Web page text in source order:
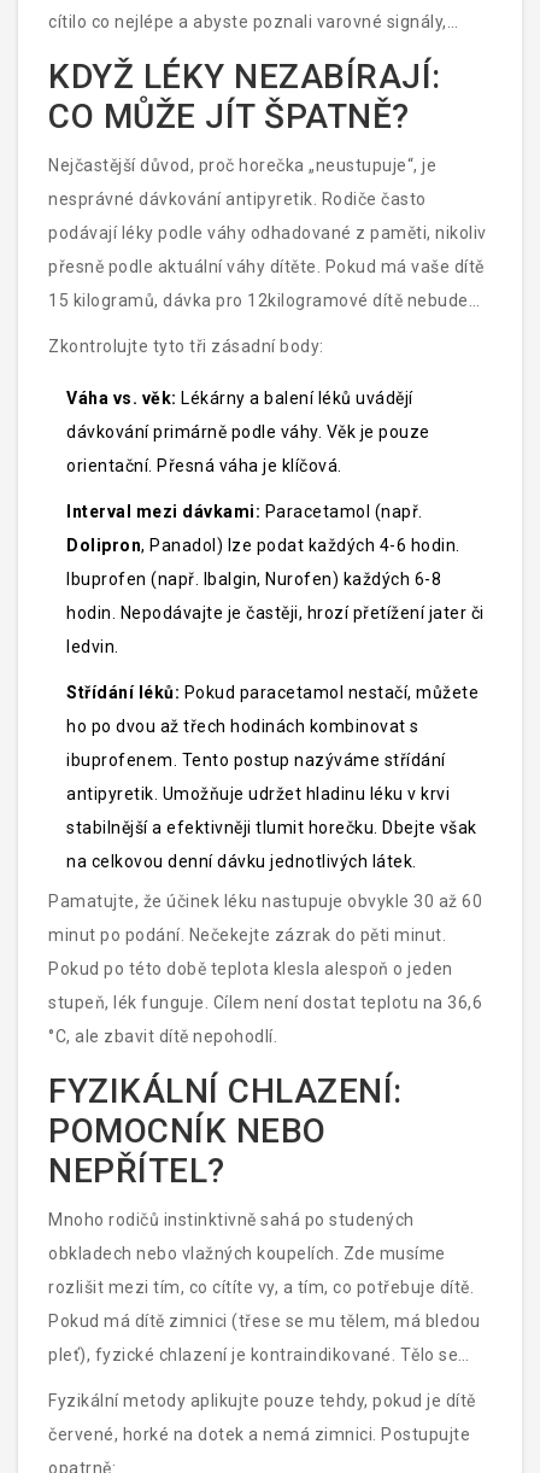
cítilo co nejlépe a abyste poznali varovné signály,
které vyžadují odbornou pomoc. Pojďme si rozebrat,
co skutečně funguje, co je jen mýtus, a hlavně, kdy
musíte jednat rychle.
KDYŽ LÉKY NEZABÍRAJÍ:
CO MŮŽE JÍT ŠPATNĚ?
Nejčastější důvod, proč horečka „neustupuje“, je
nesprávné dávkování antipyretik. Rodiče často
podávají léky podle váhy odhadované z paměti, nikoliv
přesně podle aktuální váhy dítěte. Pokud má vaše dítě
15 kilogramů, dávka pro 12kilogramové dítě nebude
stačit na snížení vysoké horečky.
Zkontrolujte tyto tři zásadní body:
Váha vs. věk: Lékárny a balení léků uvádějí
dávkování primárně podle váhy. Věk je pouze
orientační. Přesná váha je klíčová.
Interval mezi dávkami: Paracetamol (např.
Dolipron, Panadol) lze podat každých 4-6 hodin.
Ibuprofen (např.
Ibalgin, Nurofen) každých 6-8
hodin. Nepodávajte je častěji, hrozí přetížení jater či
ledvin.
Střídání léků: Pokud paracetamol nestačí, můžete
ho po dvou až třech hodinách kombinovat s
ibuprofenem. Tento postup nazýváme střídání
antipyretik. Umožňuje udržet hladinu léku v krvi
stabilnější a efektivněji tlumit horečku. Dbejte však
na celkovou denní dávku jednotlivých látek.
Pamatujte, že účinek léku nastupuje obvykle 30 až 60
minut po podání. Nečekejte zázrak do pěti minut.
Pokud po této době teplota klesla alespoň o jeden
stupeň, lék funguje. Cílem není dostat teplotu na 36,6
°C, ale zbavit dítě nepohodlí.
FYZIKÁLNÍ CHLAZENÍ:
POMOCNÍK NEBO
NEPŘÍTEL?
Mnoho rodičů instinktivně sahá po studených
obkladech nebo vlažných koupelích. Zde musíme
rozlišit mezi tím, co cítíte vy, a tím, co potřebuje dítě.
Pokud má dítě zimnici (třese se mu tělem, má bledou
pleť), fyzické chlazení je kontraindikované. Tělo se
snaží teplotu zvýšit a vy mu to brání. Výsledkem je
stres, vyšší tep a horší pocit.
Fyzikální metody aplikujte pouze tehdy, pokud je dítě
červené, horké na dotek a nemá zimnici. Postupujte
opatrně: